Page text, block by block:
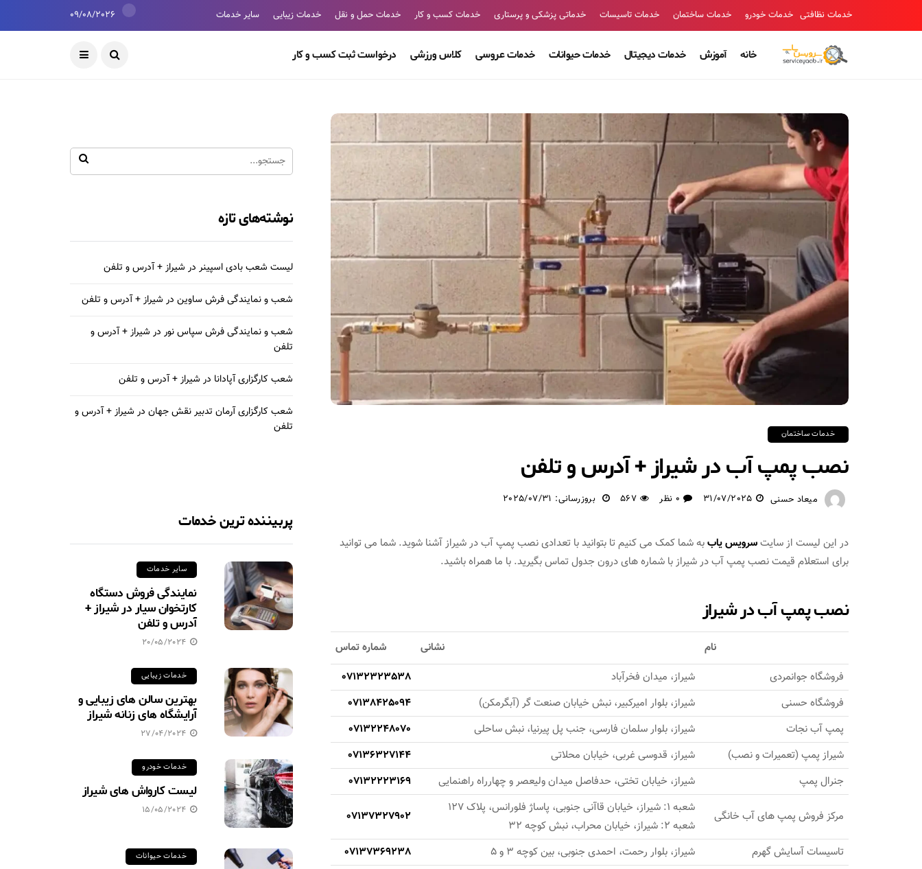
خدمات نظافتی خدمات خودرو خدمات ساختمان خدمات تاسیسات خدماتی پزشکی و پرستاری خدمات کسب و کار خدمات حمل و نقل خدمات زیبایی سایر خدمات 09/08/2026
خانه آموزش خدمات دیجیتال خدمات حیوانات خدمات عروسی کلاس ورزشی درخواست ثبت کسب و کار
خدمات ساختمان
نصب پمپ آب در شیراز + آدرس و تلفن
میعاد حسنی 31/07/2025 0 نظر 567 بروزرسانی: 2025/07/31
در این لیست از سایتسرویس یاببه شما کمک می کنیم تا بتوانید با تعدادی نصب پمپ آب در شیراز آشنا شوید. شما می توانید
برای استعلام قیمت نصب پمپ آب در شیراز با شماره های درون جدول تماس بگیرید. با ما همراه باشید.
نصب پمپ آب در شیراز
نام نشانی
شماره تماس
فروشگاه جوانمردی
شیراز، میدان فخرآباد
07132323538
فروشگاه حسنی
شیراز، بلوار امیرکبیر، نبش خیابان صنعت گر (آبگرمکن)
07138425094
پمپ آب نجات
شیراز، بلوار سلمان فارسی، جنب پل پیرنیا، نبش ساحلی
07132248070
شیراز پمپ (تعمیرات و نصب)
شیراز، قدوسی غربی، خیابان محلاتی
07136327144
جنرال پمپ
شیراز، خیابان تختی، حدفاصل میدان ولیعصر و چهارراه راهنمایی 07132223169
مرکز فروش پمپ های آب خانگی
شعبه 1: شیراز، خیابان قاآنی جنوبی، پاساژ فلورانس، پلاک 127
شعبه 2: شیراز، خیابان محراب، نبش کوچه 32
07137327902
تاسیسات آسایش گهرم شیراز، بلوار رحمت، احمدی جنوبی، بین کوچه 3 و 5
07137369238
نوشته‌های تازه
لیست شعب بادی اسپینر در شیراز + آدرس و تلفن
شعب و نمایندگی فرش ساوین در شیراز + آدرس و تلفن
شعب و نمایندگی فرش سپاس نور در شیراز + آدرس و
تلفن
شعب کارگزاری آپادانا در شیراز + آدرس و تلفن
شعب کارگزاری آرمان تدبیر نقش جهان در شیراز + آدرس و
تلفن
پربیننده ترین خدمات
سایر خدمات
نمایندگی فروش دستگاه
کارتخوان سیار در شیراز +
آدرس و تلفن
20/05/2024
خدمات زیبایی
بهترین سالن های زیبایی و
آرایشگاه های زنانه شیراز
27/04/2024
خدمات خودرو
لیست کارواش های شیراز
15/05/2024
خدمات حیوانات